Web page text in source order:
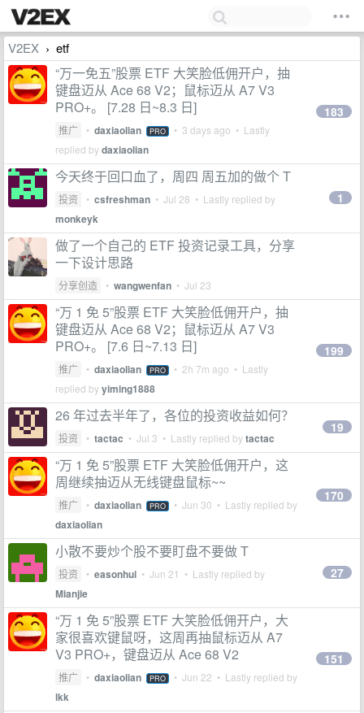
V2EX › etf
“万一免五”股票 ETF 大笑脸低佣开户，抽
键盘迈从 Ace 68 V2；鼠标迈从 A7 V3
PRO+。 [7.28 日~8.3 日]
推广 • daxiaolian PRO • 3 days ago • Lastly
replied bydaxiaolian
183
今天终于回口血了，周四 周五加的做个 T
投资 • csfreshman • Jul 28 • Lastly replied by
monkeyk
1
做了一个自己的 ETF 投资记录工具，分享
一下设计思路
分享创造 • wangwenfan • Jul 23
“万 1 免 5”股票 ETF 大笑脸低佣开户，抽
键盘迈从 Ace 68 V2；鼠标迈从 A7 V3
PRO+。 [7.6 日~7.13 日]
推广 • daxiaolian PRO • 2h 7m ago • Lastly
replied byyiming1888
199
26 年过去半年了，各位的投资收益如何？
投资 • tactac • Jul 3 • Lastly replied bytactac
19
“万 1 免 5”股票 ETF 大笑脸低佣开户，这
周继续抽迈从无线键盘鼠标~~
推广 • daxiaolian PRO • Jun 30 • Lastly replied by
daxiaolian
170
小散不要炒个股不要盯盘不要做 T
投资 • easonhui • Jun 21 • Lastly replied by
Mianjie
27
“万 1 免 5”股票 ETF 大笑脸低佣开户，大
家很喜欢键鼠呀，这周再抽鼠标迈从 A7
V3 PRO+，键盘迈从 Ace 68 V2
推广 • daxiaolian PRO • Jun 22 • Lastly replied by
lkk
151